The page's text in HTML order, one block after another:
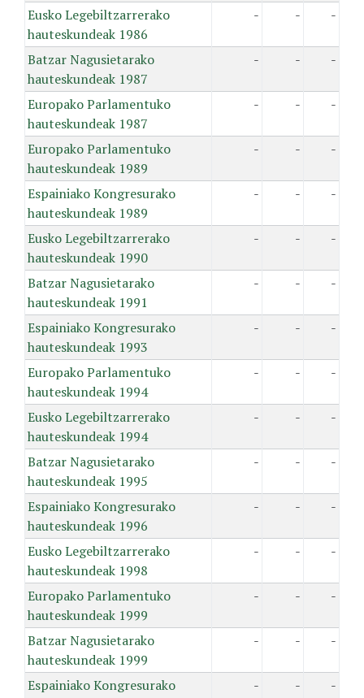
Eusko Legebiltzarrerako
hauteskundeak 1986
- - -
Batzar Nagusietarako
hauteskundeak 1987
- - -
Europako Parlamentuko
hauteskundeak 1987
- - -
Europako Parlamentuko
hauteskundeak 1989
- - -
Espainiako Kongresurako
hauteskundeak 1989
- - -
Eusko Legebiltzarrerako
hauteskundeak 1990
- - -
Batzar Nagusietarako
hauteskundeak 1991
- - -
Espainiako Kongresurako
hauteskundeak 1993
- - -
Europako Parlamentuko
hauteskundeak 1994
- - -
Eusko Legebiltzarrerako
hauteskundeak 1994
- - -
Batzar Nagusietarako
hauteskundeak 1995
- - -
Espainiako Kongresurako
hauteskundeak 1996
- - -
Eusko Legebiltzarrerako
hauteskundeak 1998
- - -
Europako Parlamentuko
hauteskundeak 1999
- - -
Batzar Nagusietarako
hauteskundeak 1999
- - -
Espainiako Kongresurako
- - -